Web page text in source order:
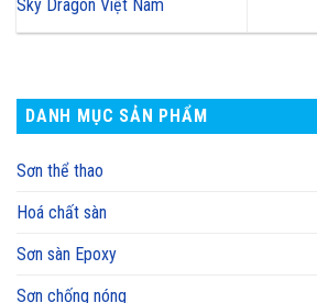
Sky Dragon Việt Nam
DANH MỤC SẢN PHẨM
Sơn thể thao
Hoá chất sàn
Sơn sàn Epoxy
Sơn chống nóng